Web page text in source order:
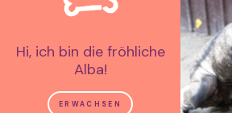
Hi, ich bin die fröhliche
Alba!
ERWACHSEN